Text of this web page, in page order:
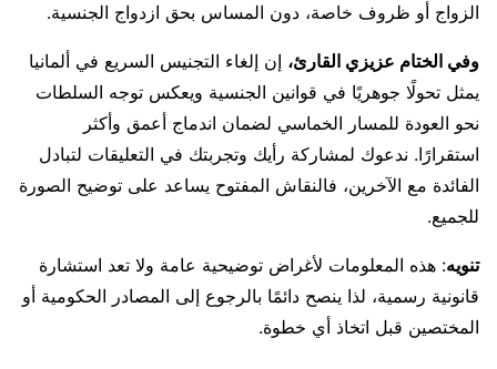
الزواج أو ظروف خاصة، دون المساس بحق ازدواج الجنسية.
وفي الختام عزيزي القارئ، إن إلغاء التجنيس السريع في ألمانيا
يمثل تحولًا جوهريًا في قوانين الجنسية ويعكس توجه السلطات
نحو العودة للمسار الخماسي لضمان اندماج أعمق وأكثر
استقرارًا. ندعوك لمشاركة رأيك وتجربتك في التعليقات لتبادل
الفائدة مع الآخرين، فالنقاش المفتوح يساعد على توضيح الصورة
للجميع.
تنويه: هذه المعلومات لأغراض توضيحية عامة ولا تعد استشارة
قانونية رسمية، لذا ينصح دائمًا بالرجوع إلى المصادر الحكومية أو
المختصين قبل اتخاذ أي خطوة.